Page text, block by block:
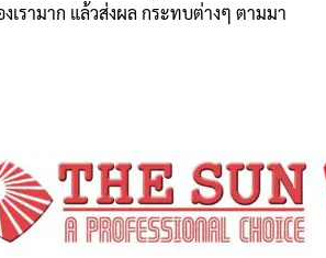
เรามาก แล้วส่งผล กระทบต่างๆ ตามมา